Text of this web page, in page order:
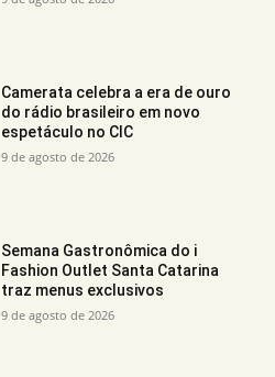
Camerata celebra a era de ouro
do rádio brasileiro em novo
espetáculo no CIC
9 de agosto de 2026
Semana Gastronômica do i
Fashion Outlet Santa Catarina
traz menus exclusivos
9 de agosto de 2026